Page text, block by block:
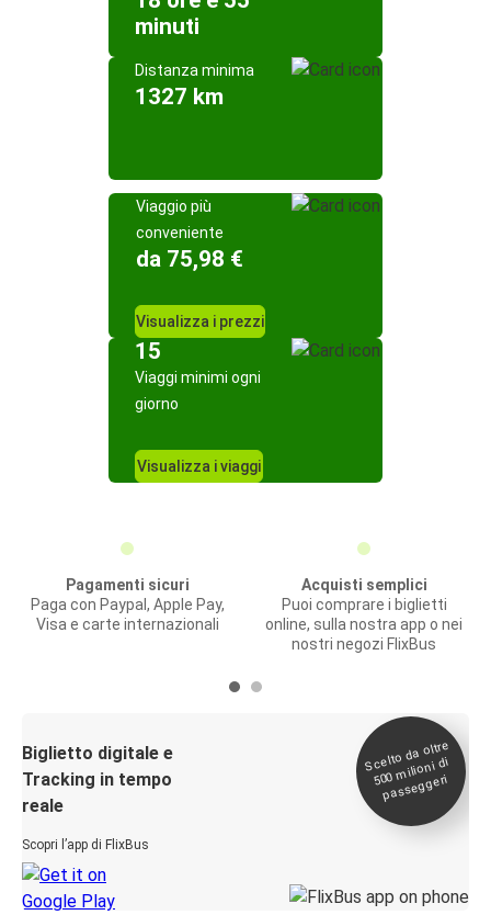
minuti
Distanza minima
1327 km
Viaggio più
conveniente
da 75,98 €
Visualizza i prezzi
15
Viaggi minimi ogni
giorno
Visualizza i viaggi
Pagamenti sicuri
Paga con Paypal, Apple Pay,
Visa e carte internazionali
Acquisti semplici
Puoi comprare i biglietti
online, sulla nostra app o nei
nostri negozi FlixBus
Biglietto digitale e
Tracking in tempo
reale
Scopri l’app di FlixBus
Scelto da oltre
500
milioni di
passeggeri